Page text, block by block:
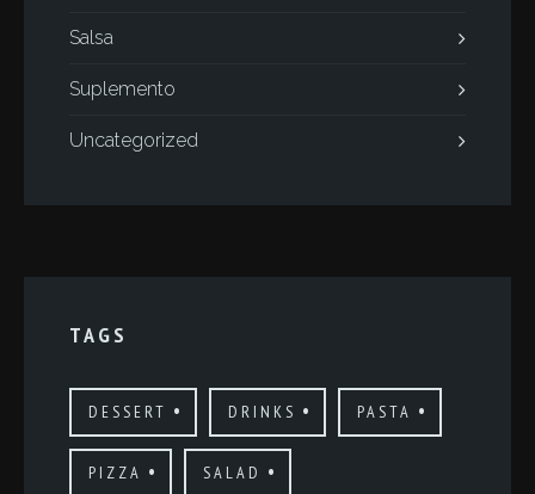
Salsa
Suplemento
Uncategorized
TAGS
DESSERT DRINKS PASTA
PIZZA SALAD